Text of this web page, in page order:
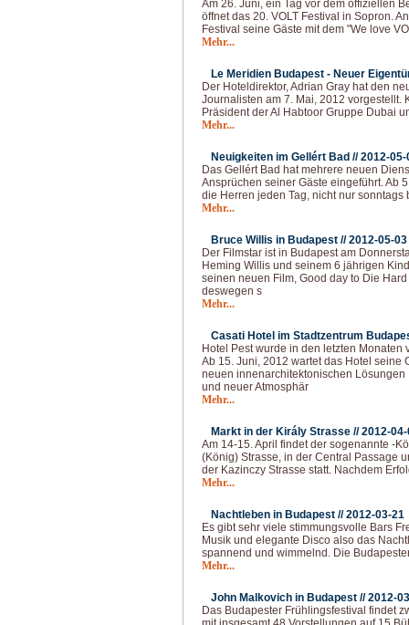
Am 26. Juni, ein Tag vor dem offiziellen
öffnet das 20. VOLT Festival in Sopron.
Festival seine Gäste mit dem "We love
Mehr...
Le Meridien Budapest - Neuer
Der Hoteldirektor, Adrian Gray hat den
Journalisten am 7. Mai, 2012 vorgestellt.
Präsident der Al Habtoor Gruppe Dubai
Mehr...
Neuigkeiten im Gellért Bad //2012-05-
Das Gellért Bad hat mehrere neuen
Ansprüchen seiner Gäste eingeführt. Ab
die Herren jeden Tag, nicht nur
Mehr...
Bruce Willis in Budapest //2012-05-03
Der Filmstar ist in Budapest am
Heming Willis und seinem 6 jährigen
seinen neuen Film, Good day to Die
deswegen s
Mehr...
Casati Hotel im Stadtzentrum
Hotel Pest wurde in den letzten
Ab 15. Juni, 2012 wartet das Hotel seine
neuen innenarchitektonischen Lösungen
und neuer Atmosphär
Mehr...
Markt in der Király Strasse //2012-
Am 14-15. April findet der sogenannte -
(König) Strasse, in der Central Passage
der Kazinczy Strasse statt. Nachdem
Mehr...
Nachtleben in Budapest //2012-03-21
Es gibt sehr viele stimmungsvolle Bars
Musik und elegante Disco also das
spannend und wimmelnd. Die
Mehr...
John Malkovich in Budapest //2012-
Das Budapester Frühlingsfestival findet